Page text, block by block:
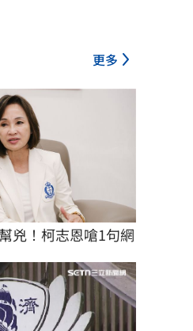
更多
兇！柯志恩嗆1句網